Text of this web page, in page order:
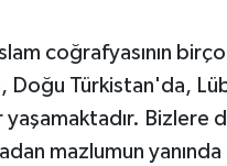
coğrafyasının
Doğu Türkistan'da,
yaşamaktadır. Bizlere
mazlumun